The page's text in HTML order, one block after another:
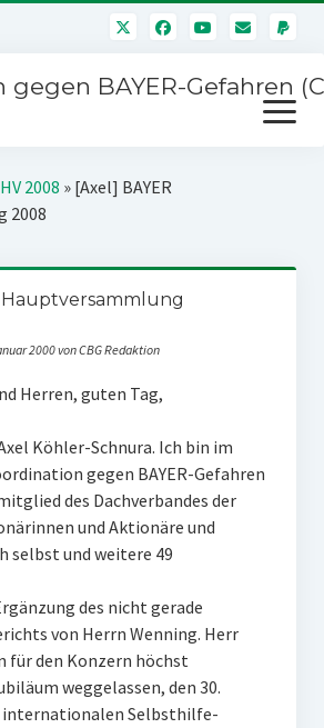
BAYER-Gefahren
Menü
öffnen
2008 » [Axel] BAYER
2008
Hauptversammlung
2000 von CBG Redaktion
Herren, guten Tag,
Köhler-Schnura. Ich bin im
gegen BAYER-Gefahren
des Dachverbandes der
und Aktionäre und
selbst und weitere 49
des nicht gerade
von Herrn Wenning. Herr
für den Konzern höchst
weggelassen, den 30.
internationalen Selbsthilfe-